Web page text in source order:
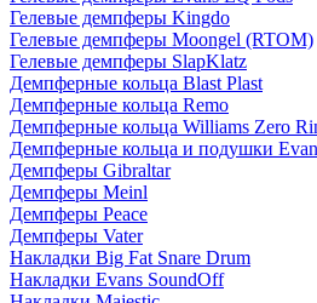
Гелевые демпферы Kingdo
Гелевые демпферы Moongel (RTOM)
Гелевые демпферы SlapKlatz
Демпферные кольца Blast Plast
Демпферные кольца Remo
Демпферные кольца Williams Zero
Демпферные кольца и подушки
Демпферы Gibraltar
Демпферы Meinl
Демпферы Peace
Демпферы Vater
Накладки Big Fat Snare Drum
Накладки Evans SoundOff